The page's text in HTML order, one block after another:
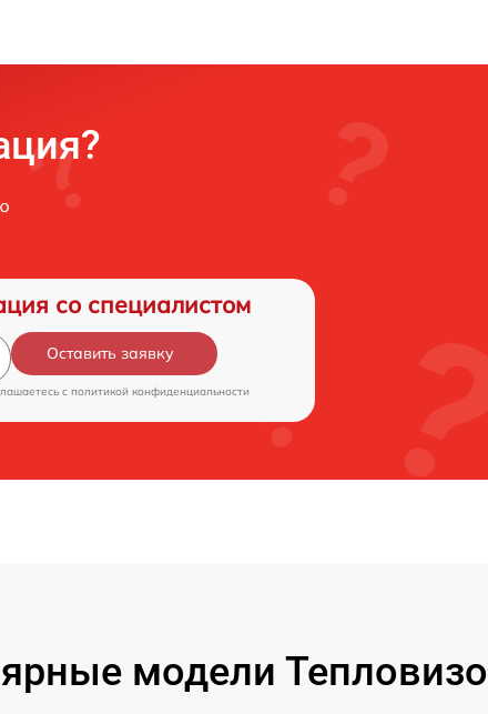
со специалистом
Оставить заявку
c политикой конфиденциальности
модели